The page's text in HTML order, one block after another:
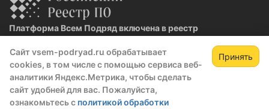
Сайт vsem-podryad.ru обрабатывает
cookies, в том числе с помощью сервиса веб-
аналитики Яндекс.Метрика, чтобы сделать
сайт удобней для вас. Пожалуйста,
ознакомьтесь с политикой обработки
Принять
Платформа Всем Подряд включена в реестр
Реестровая запись №32021 от 06.02.2026
Политика конфиденциальности